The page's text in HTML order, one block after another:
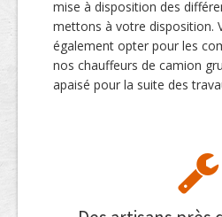
mise à disposition des
mettons à votre disposition.
également opter pour les
nos chauffeurs de camion
apaisé pour la suite des